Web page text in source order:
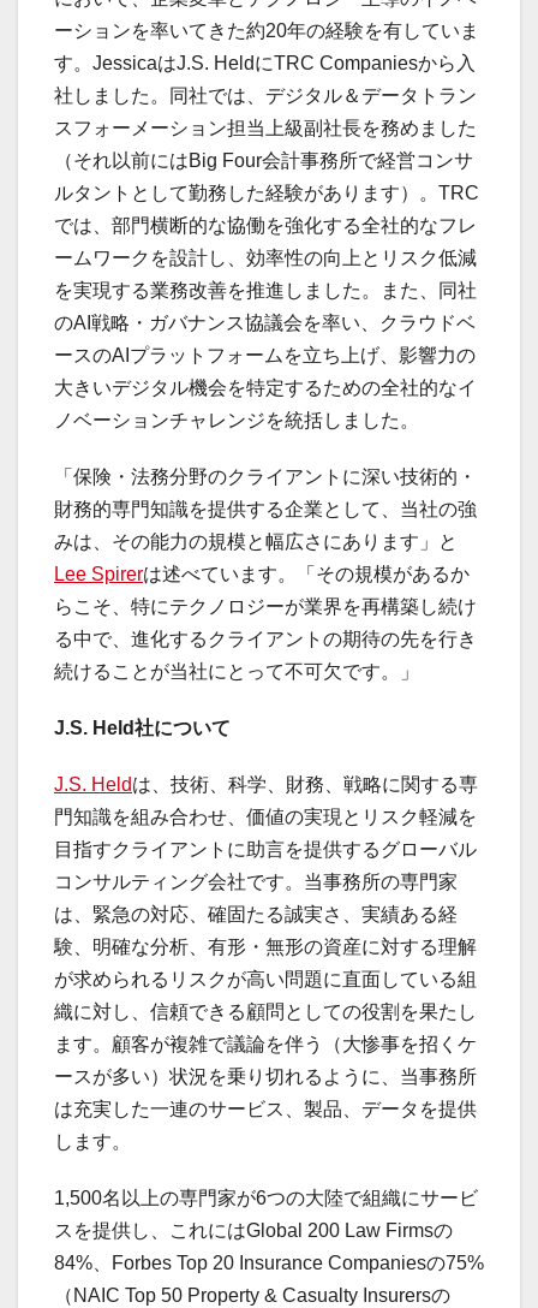
ーションを率いてきた約20年の経験を有していま
す。JessicaはJ.S. HeldにTRC Companiesから入
社しました。同社では、デジタル＆データトラン
スフォーメーション担当上級副社長を務めました
（それ以前にはBig Four会計事務所で経営コンサ
ルタントとして勤務した経験があります）。TRC
では、部門横断的な協働を強化する全社的なフレ
ームワークを設計し、効率性の向上とリスク低減
を実現する業務改善を推進しました。また、同社
のAI戦略・ガバナンス協議会を率い、クラウドベ
ースのAIプラットフォームを立ち上げ、影響力の
大きいデジタル機会を特定するための全社的なイ
ノベーションチャレンジを統括しました。
「保険・法務分野のクライアントに深い技術的・
財務的専門知識を提供する企業として、当社の強
みは、その能力の規模と幅広さにあります」と
Lee Spirerは述べています。「その規模があるか
らこそ、特にテクノロジーが業界を再構築し続け
る中で、進化するクライアントの期待の先を行き
続けることが当社にとって不可欠です。」
J.S. Held社について
J.S. Heldは、技術、科学、財務、戦略に関する専
門知識を組み合わせ、価値の実現とリスク軽減を
目指すクライアントに助言を提供するグローバル
コンサルティング会社です。当事務所の専門家
は、緊急の対応、確固たる誠実さ、実績ある経
験、明確な分析、有形・無形の資産に対する理解
が求められるリスクが高い問題に直面している組
織に対し、信頼できる顧問としての役割を果たし
ます。顧客が複雑で議論を伴う（大惨事を招くケ
ースが多い）状況を乗り切れるように、当事務所
は充実した一連のサービス、製品、データを提供
します。
1,500名以上の専門家が6つの大陸で組織にサービ
スを提供し、これにはGlobal 200 Law Firmsの
84%、Forbes Top 20 Insurance Companiesの75%
（NAIC Top 50 Property & Casualty Insurersの